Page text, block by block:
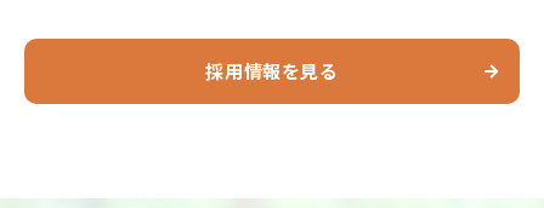
採用情報を見る